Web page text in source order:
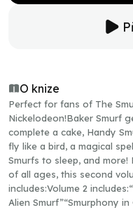
O knize
Perfect for fans of The
Nickelodeon!Baker Smurf
complete a cake, Handy
fly like a bird, a magical
Smurfs to sleep, and
of all ages, this second
includes:Volume 2
Alien Smurf”“Smurphony